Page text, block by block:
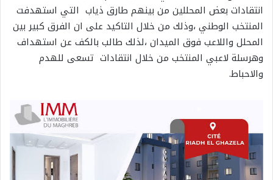
انتقادات بعض المحللين من بينهم طارق ذياب التي استهدفت
المنتخب الوطني ،وذلك من خلال التاكيد على ان الفرق كبير بين
المحلل واللاعب فوق الميدان ،لذلك طالب بالكف عن استهداف
وهرسلة لاعبي المنتخب من خلال انتقادات تسعى للهدم
والاحباط.